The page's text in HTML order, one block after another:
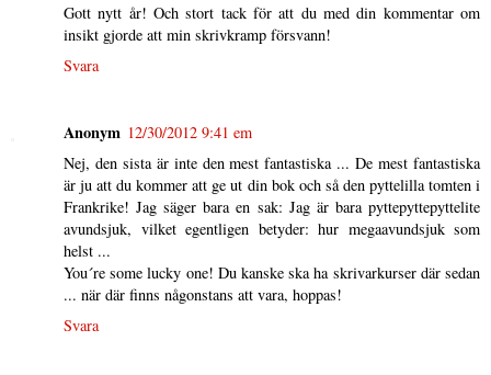
Gott nytt år! Och stort tack för att du med din kommentar om
insikt gjorde att min skrivkramp försvann!
Svara
Anonym 12/30/2012 9:41 em
Nej, den sista är inte den mest fantastiska ... De mest fantastiska
är ju att du kommer att ge ut din bok och så den pyttelilla tomten i
Frankrike! Jag säger bara en sak: Jag är bara pyttepyttepyttelite
avundsjuk, vilket egentligen betyder: hur megaavundsjuk som
helst ...
You´re some lucky one! Du kanske ska ha skrivarkurser där sedan
... när där finns någonstans att vara, hoppas!
Svara